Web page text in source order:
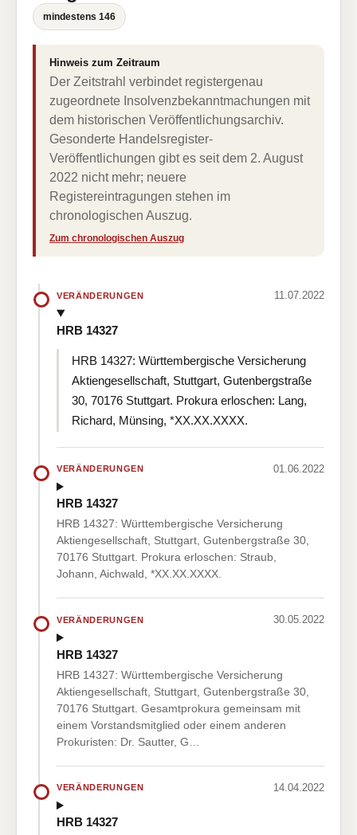
mindestens 146
Hinweis zum Zeitraum
Der Zeitstrahl verbindet registergenau
zugeordnete Insolvenzbekanntmachungen mit
dem historischen Veröffentlichungsarchiv.
Gesonderte Handelsregister-
Veröffentlichungen gibt es seit dem 2. August
2022 nicht mehr; neuere
Registereintragungen stehen im
chronologischen Auszug.
Zum chronologischen Auszug
VERÄNDERUNGEN 11.07.2022
HRB 14327
HRB 14327: Württembergische Versicherung
Aktiengesellschaft, Stuttgart, Gutenbergstraße
30, 70176 Stuttgart. Prokura erloschen: Lang,
Richard, Münsing, *XX.XX.XXXX.
VERÄNDERUNGEN 01.06.2022
HRB 14327
HRB 14327: Württembergische Versicherung
Aktiengesellschaft, Stuttgart, Gutenbergstraße 30,
70176 Stuttgart. Prokura erloschen: Straub,
Johann, Aichwald, *XX.XX.XXXX.
VERÄNDERUNGEN 30.05.2022
HRB 14327
HRB 14327: Württembergische Versicherung
Aktiengesellschaft, Stuttgart, Gutenbergstraße 30,
70176 Stuttgart. Gesamtprokura gemeinsam mit
einem Vorstandsmitglied oder einem anderen
Prokuristen: Dr. Sautter, G…
VERÄNDERUNGEN 14.04.2022
HRB 14327